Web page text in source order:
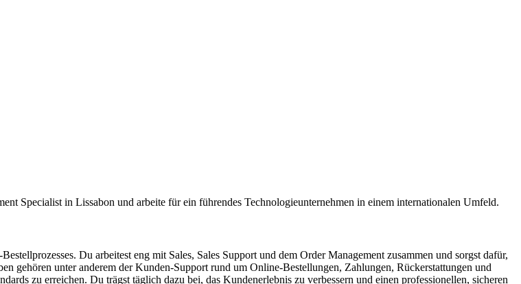
Specialist in Lissabon und arbeite für ein führendes Technologieunternehmen in einem internationalen Umfeld.
Du arbeitest eng mit Sales, Sales Support und dem Order Management zusammen und sorgst dafür,
gehören unter anderem der Kunden-Support rund um Online-Bestellungen, Zahlungen, Rückerstattungen und
zu erreichen. Du trägst täglich dazu bei, das Kundenerlebnis zu verbessern und einen professionellen, sicheren